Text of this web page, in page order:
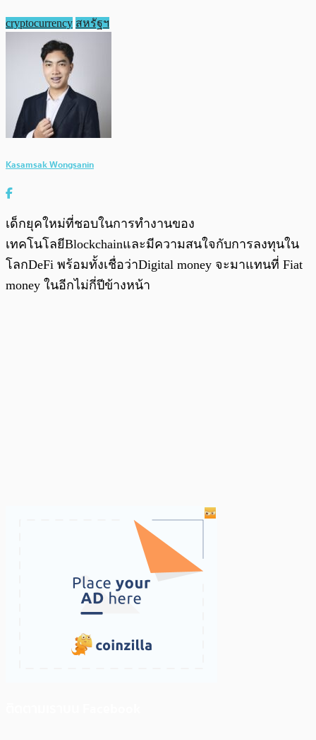
cryptocurrency สหรัฐฯ
Kasamsak Wongsanin
เด็กยุคใหม่ที่ชอบในการทำงานของ
เทคโนโลยีBlockchainและมีความสนใจกับการลงทุนใน
โลกDeFi พร้อมทั้งเชื่อว่าDigital money จะมาแทนที่ Fiat
money ในอีกไม่กี่ปีข้างหน้า